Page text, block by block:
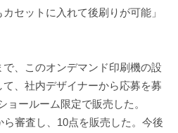
セットに入れて後刷りが可能」
、このオンデマンド印刷機の設
、社内デザイナーから応募を募
ョールーム限定で販売した。
ら審査し、10点を販売した。今後